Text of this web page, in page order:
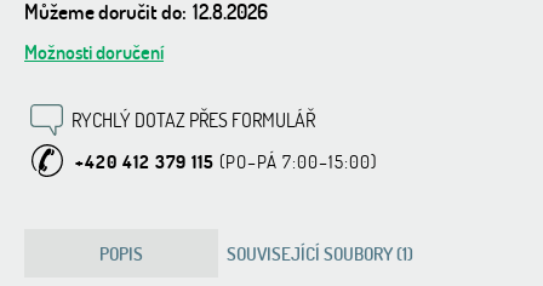
Můžeme doručit do: 12.8.2026
Možnosti doručení
RYCHLÝ DOTAZ PŘES FORMULÁŘ
+420 412 379 115
POPIS
SOUVISEJÍCÍ SOUBORY (1)